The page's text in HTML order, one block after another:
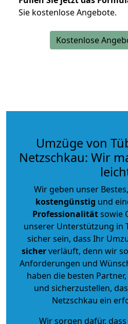
Sie kostenlose Angebote.
Kostenlose
Umzüge von
Netzschkau: Wir
Wir geben unser
kostengünstig und
Professionalitätsowie
unserer Unterstützung in
sicher sein, dass Ihr
sicherverläuft, denn wir
Anforderungen und
haben die besten
und sicherzustellen,
Netzschkau ein
Wir sorgen dafür,